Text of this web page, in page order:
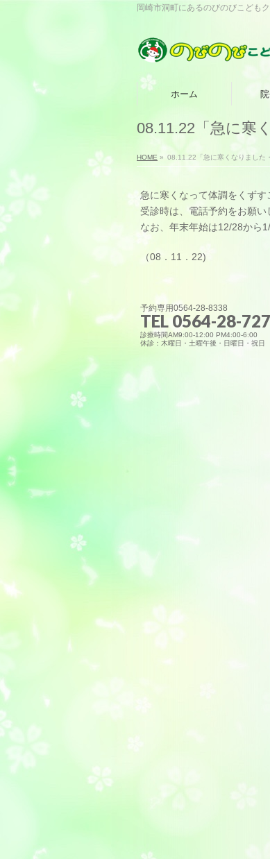
岡崎市洞町にあるのびのびこども
ホーム
08.11.22「急に寒
HOME » 08.11.22「急に寒くなりました
急に寒くなって体調をくずす
受診時は、電話予約をお願い
なお、年末年始は12/28から
（08．11．22)
予約専用0564-28-8338
TEL 0564-28-
診療時間AM9:00-12:00 PM4:00-6:00
休診：木曜日・土曜午後・日曜日・祝日